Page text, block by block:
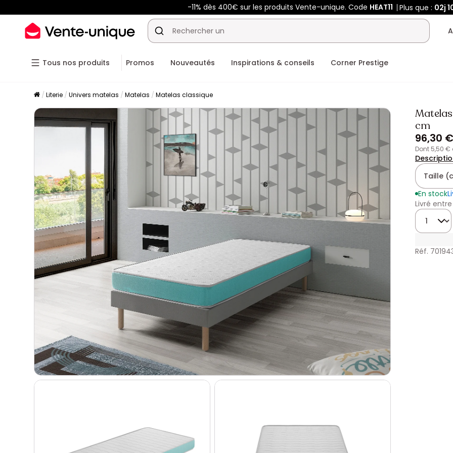
-11% dès 400€ sur les produits Vente-unique. Code HEAT11 Plus que : 02j
Tous nos produits Promos Nouveautés Inspirations & conseils Corner Prestige
Literie Univers matelas Matelas Matelas classique
cm
96,30 €
dont 5,50
Taille
En stock
Livré
Quantité
Réf.